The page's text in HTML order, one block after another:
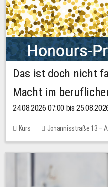
Das ist doch nicht
Macht im
24.08.2026 07:00 bis
Kurs
Johannisstraße 13 –
Keine freien Plätze